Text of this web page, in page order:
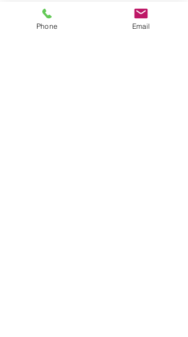
高速天井走行クレーン12.0t
Phone Email